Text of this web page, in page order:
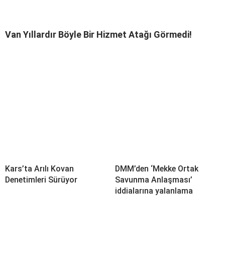
Van Yıllardır Böyle Bir Hizmet Atağı Görmedi!
Kars’ta Arılı Kovan
Denetimleri Sürüyor
DMM’den ‘Mekke Ortak
Savunma Anlaşması’
iddialarına yalanlama